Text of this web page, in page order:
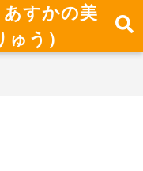
すかの美
う）